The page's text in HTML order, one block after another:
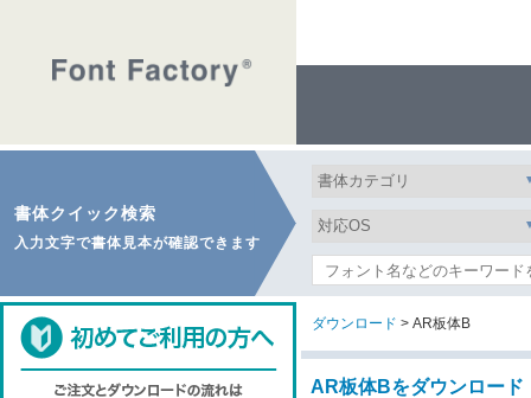
書体クイック検索
入力文字で書体見本が確認できます
ダウンロード > AR板体B
AR板体Bをダウンロード